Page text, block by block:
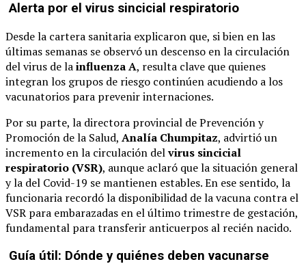
Alerta por el virus sincicial respiratorio
Desde la cartera sanitaria explicaron que, si bien en las
últimas semanas se observó un descenso en la circulación
del virus de lainfluenza A, resulta clave que quienes
integran los grupos de riesgo continúen acudiendo a los
vacunatorios para prevenir internaciones.
Por su parte, la directora provincial de Prevención y
Promoción de la Salud, Analía Chumpitaz, advirtió un
incremento en la circulación delvirus sincicial
respiratorio (VSR), aunque aclaró que la situación general
y la del Covid-19 se mantienen estables. En ese sentido, la
funcionaria recordó la disponibilidad de la vacuna contra el
VSR para embarazadas en el último trimestre de gestación,
fundamental para transferir anticuerpos al recién nacido.
Guía útil: Dónde y quiénes deben vacunarse